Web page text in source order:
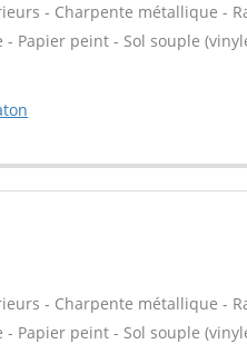
- Charpente métallique -
Papier peint - Sol souple
- Charpente métallique -
Papier peint - Sol souple